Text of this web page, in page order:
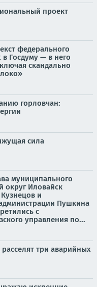
проект
федерального
Госдуму — в него
скандально
горловчан:
сила
муниципального
округ Иловайск
и
Пушкина
с
управления по...
три аварийных